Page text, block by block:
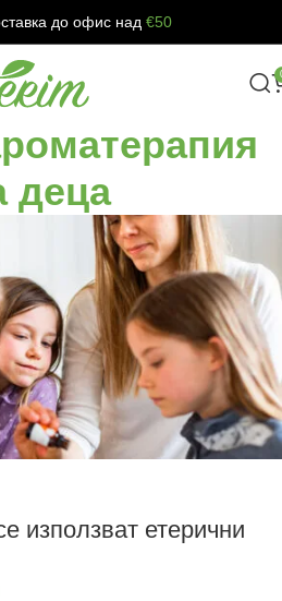
до офис над €50
деца
използват етерични